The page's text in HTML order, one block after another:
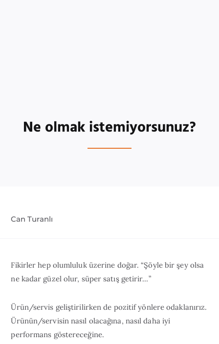
Ne olmak istemiyorsunuz?
Can Turanlı
Fikirler hep olumluluk üzerine doğar. “Şöyle bir şey olsa
ne kadar güzel olur, süper satış getirir…”
Ürün/servis geliştirilirken de pozitif yönlere odaklanırız.
Ürünün/servisin nasıl olacağına, nasıl daha iyi
performans göstereceğine.